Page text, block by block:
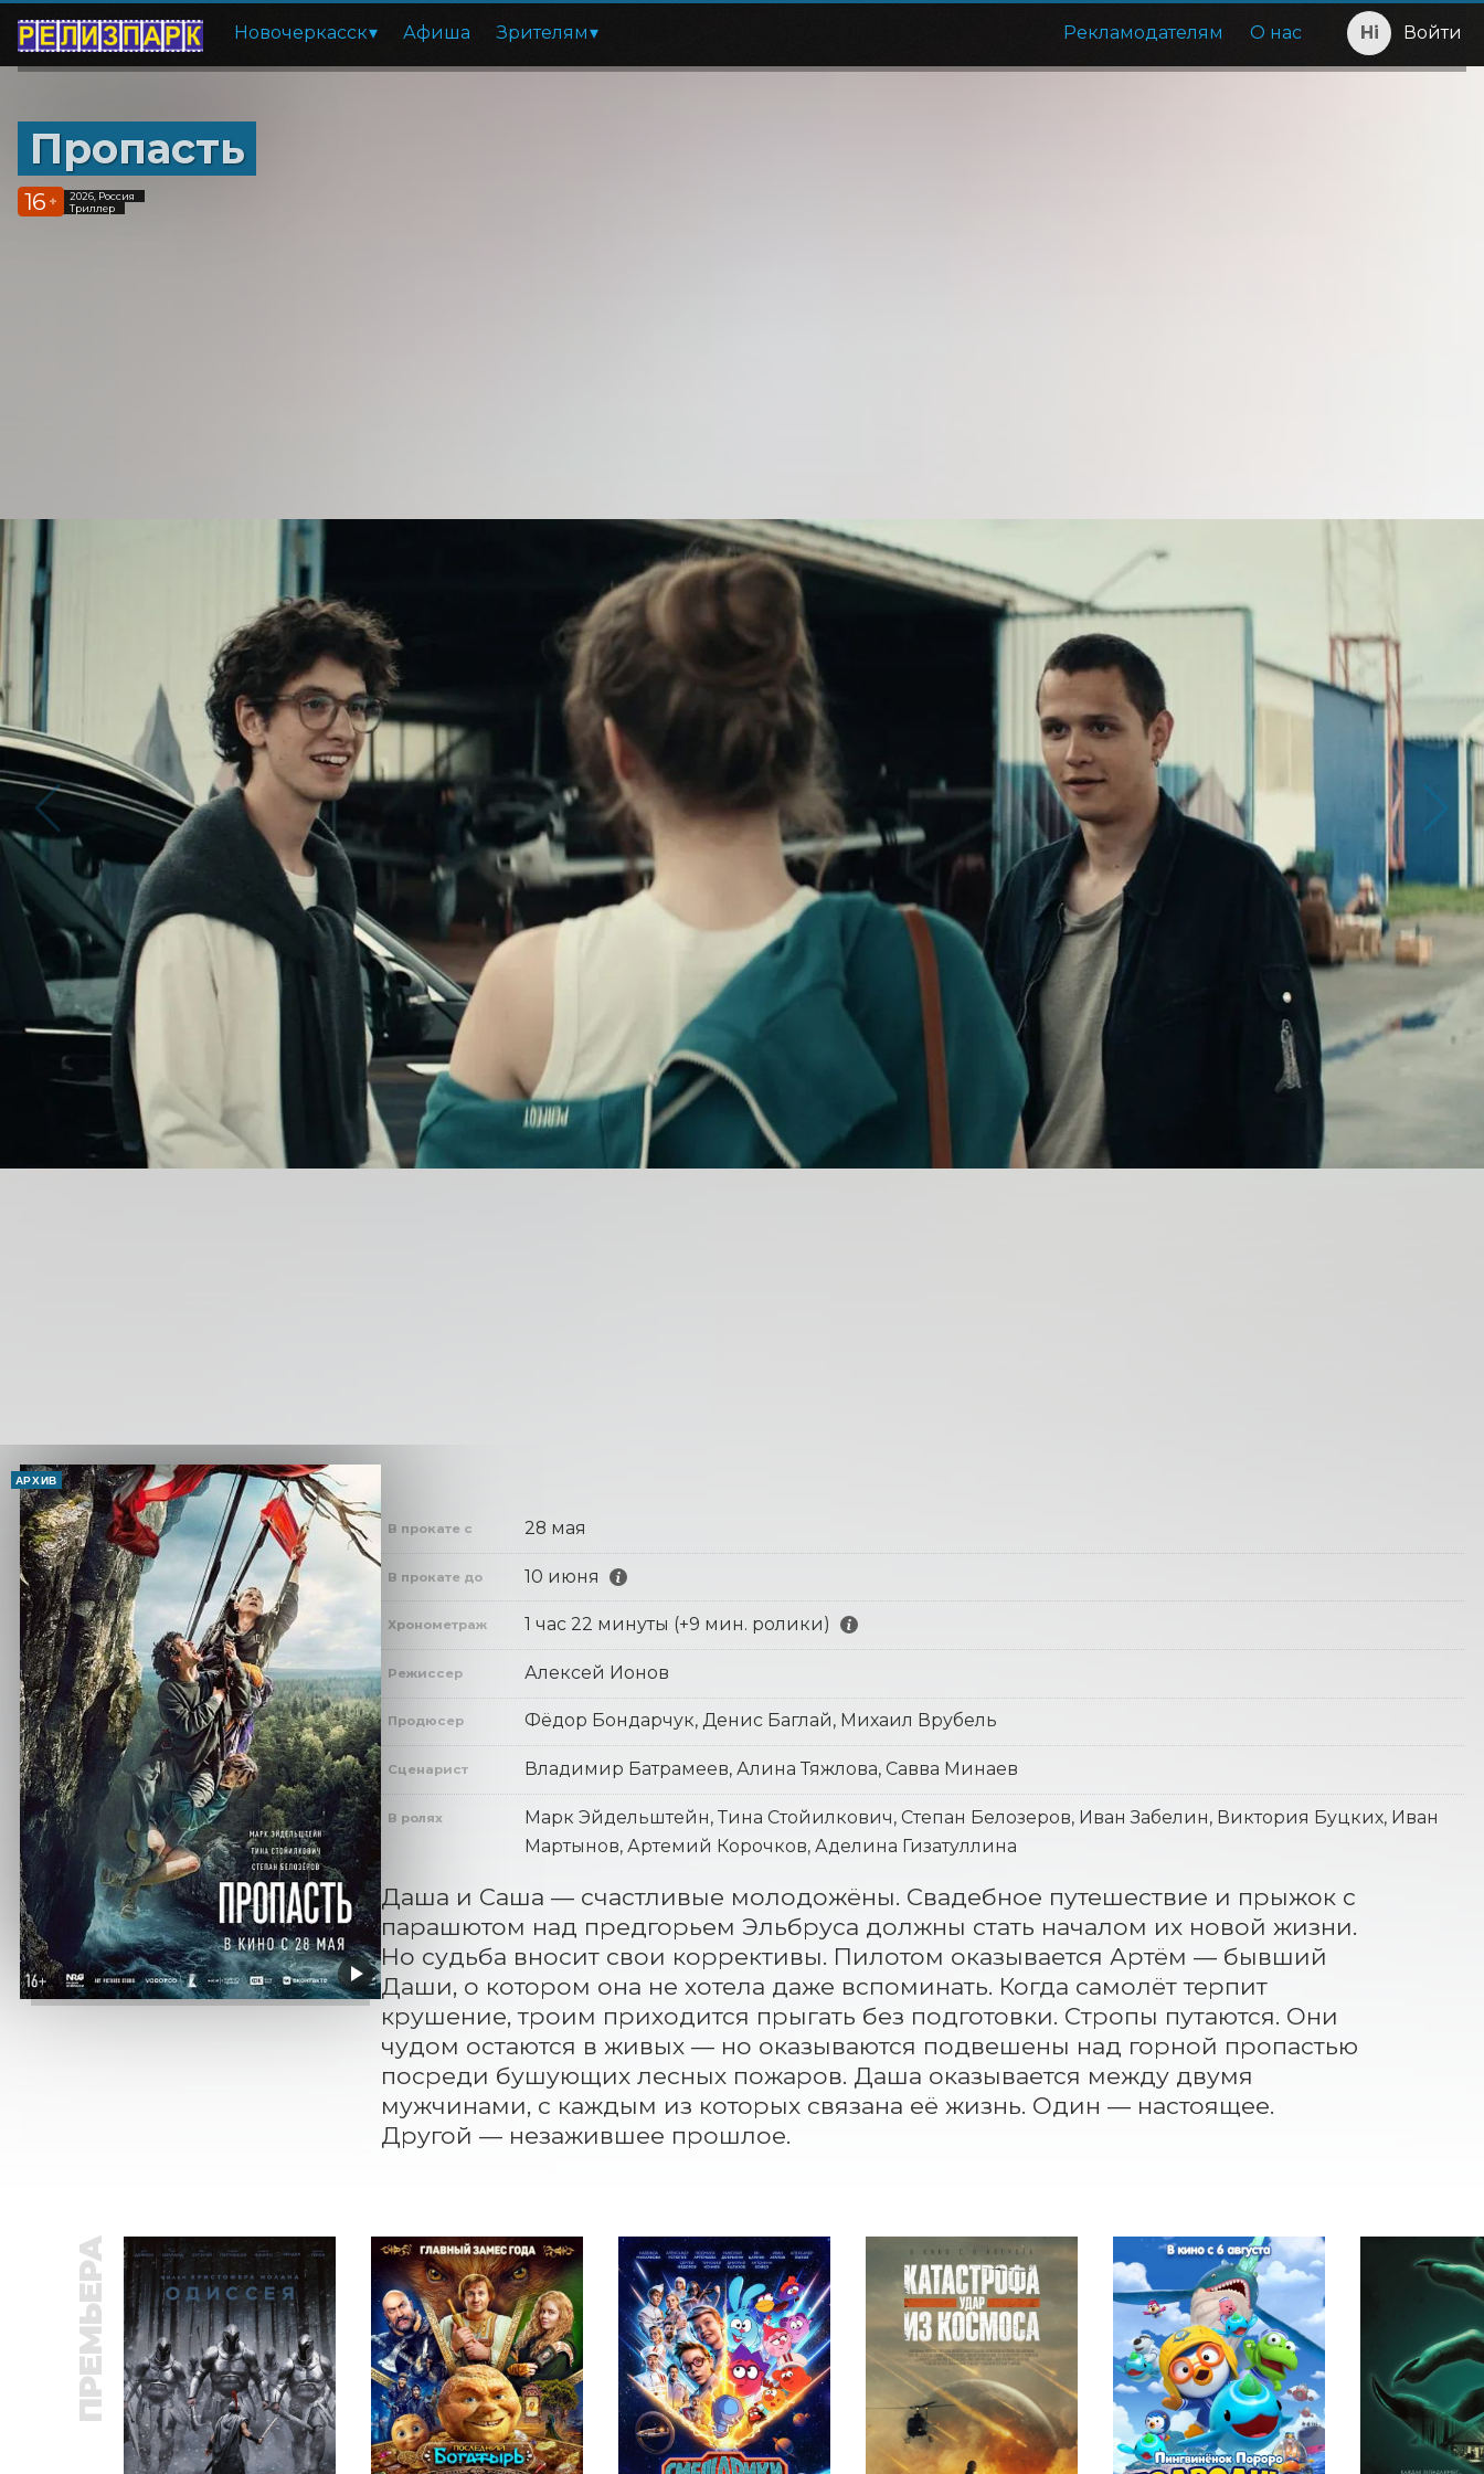
Новочеркасск Афиша Зрителям Рекламодателям О нас Войти
Пропасть
16 +
2026, Россия
Триллер
АРХИВ
В прокате с 28 мая
В прокате до 10 июня
Хронометраж 1 час 22 минуты (+9 мин. ролики)
Режиссер Алексей Ионов
Продюсер Фёдор Бондарчук, Денис Баглай, Михаил Врубель
Сценарист Владимир Батрамеев, Алина Тяжлова, Савва Минаев
В ролях
Марк Эйдельштейн, Тина Стойилкович, Степан Белозеров, Иван Забелин, Виктория Буцких, Иван
Мартынов, Артемий Корочков, Аделина Гизатуллина
Даша и Саша — счастливые молодожёны. Свадебное путешествие и прыжок с
парашютом над предгорьем Эльбруса должны стать началом их новой жизни.
Но судьба вносит свои коррективы. Пилотом оказывается Артём — бывший
Даши, о котором она не хотела даже вспоминать. Когда самолёт терпит
крушение, троим приходится прыгать без подготовки. Стропы путаются. Они
чудом остаются в живых — но оказываются подвешены над горной пропастью
посреди бушующих лесных пожаров. Даша оказывается между двумя
мужчинами, с каждым из которых связана её жизнь. Один — настоящее.
Другой — незажившее прошлое.
ПРЕМЬЕРА